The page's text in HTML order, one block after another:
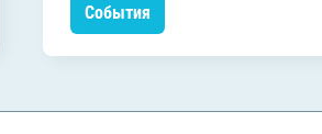
События